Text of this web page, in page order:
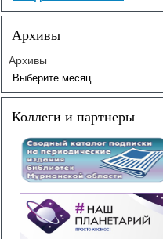
Архивы
Архивы
Коллеги и партнеры